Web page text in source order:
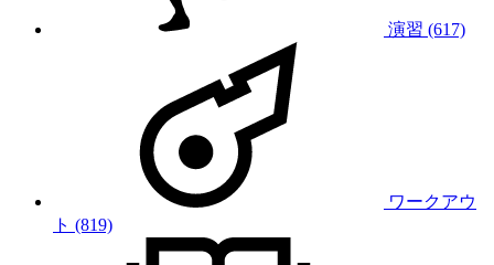
演習 (617)
ワークアウ
ト (819)